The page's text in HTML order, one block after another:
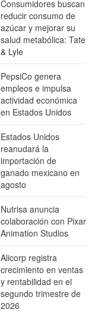
Consumidores buscan
reducir consumo de
azúcar y mejorar su
salud metabólica: Tate
& Lyle
PepsiCo genera
empleos e impulsa
actividad económica
en Estados Unidos
Estados Unidos
reanudará la
importación de
ganado mexicano en
agosto
Nutrisa anuncia
colaboración con Pixar
Animation Studios
Alicorp registra
crecimiento en ventas
y rentabilidad en el
segundo trimestre de
2026